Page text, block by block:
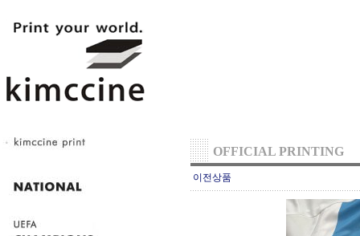
OFFICIAL PRINTING
이전상품